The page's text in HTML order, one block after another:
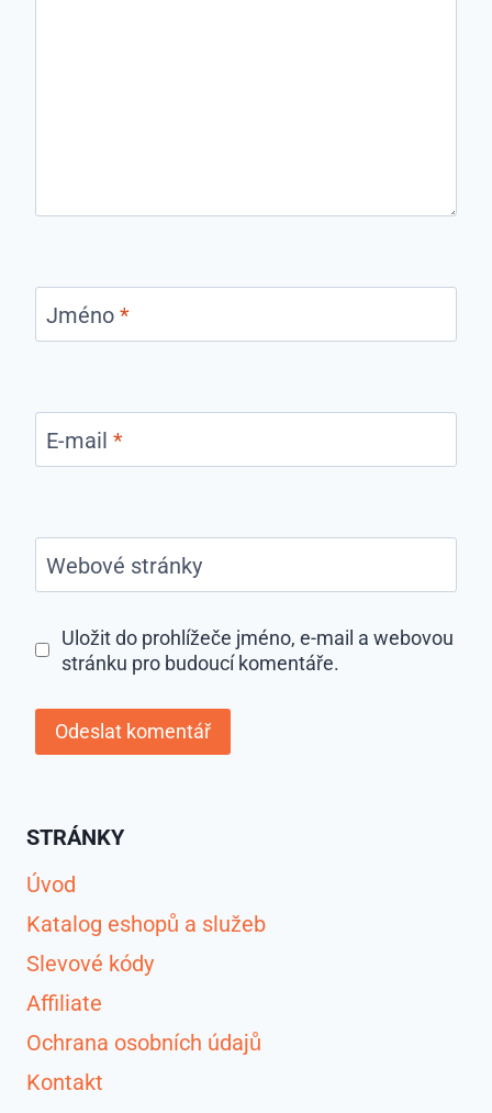
Jméno *
E-mail *
Webové stránky
Uložit do prohlížeče jméno, e-mail a webovou
stránku pro budoucí komentáře.
STRÁNKY
Úvod
Katalog eshopů a služeb
Slevové kódy
Affiliate
Ochrana osobních údajů
Kontakt